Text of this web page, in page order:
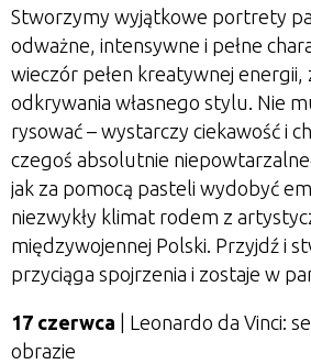
Stworzymy wyjątkowe portrety
odważne, intensywne i pełne
wieczór pełen kreatywnej energii,
odkrywania własnego stylu. Nie
rysować – wystarczy ciekawość i
czegoś absolutnie
jak za pomocą pasteli wydobyć
niezwykły klimat rodem z
międzywojennej Polski. Przyjdź i
przyciąga spojrzenia i zostaje w
17 czerwca | Leonardo da Vinci:
obrazie